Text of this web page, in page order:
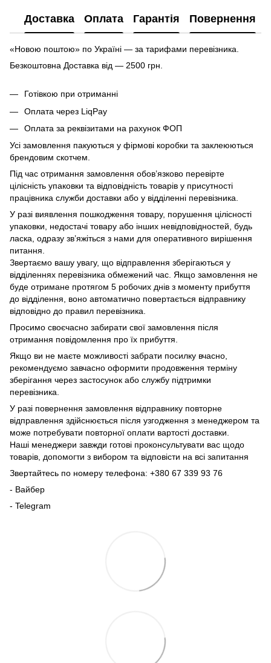
Доставка Оплата Гарантія Повернення
«Новою поштою» по Україні — за тарифами перевізника.
Безкоштовна Доставка від — 2500 грн.
Готівкою при отриманні
Оплата через LiqPay
Оплата за реквізитами на рахунок ФОП
Усі замовлення пакуються у фірмові коробки та заклеюються
брендовим скотчем.
Під час отримання замовлення обов’язково перевірте
цілісність упаковки та відповідність товарів у присутності
працівника служби доставки або у відділенні перевізника.
У разі виявлення пошкодження товару, порушення цілісності
упаковки, недостачі товару або інших невідповідностей, будь
ласка, одразу зв’яжіться з нами для оперативного вирішення
питання.
Звертаємо вашу увагу, що відправлення зберігаються у
відділеннях перевізника обмежений час. Якщо замовлення не
буде отримане протягом 5 робочих днів з моменту прибуття
до відділення, воно автоматично повертається відправнику
відповідно до правил перевізника.
Просимо своєчасно забирати свої замовлення після
отримання повідомлення про їх прибуття.
Якщо ви не маєте можливості забрати посилку вчасно,
рекомендуємо завчасно оформити продовження терміну
зберігання через застосунок або службу підтримки
перевізника.
У разі повернення замовлення відправнику повторне
відправлення здійснюється після узгодження з менеджером та
може потребувати повторної оплати вартості доставки.
Наші менеджери завжди готові проконсультувати вас щодо
товарів, допомогти з вибором та відповісти на всі запитання
Звертайтесь по номеру телефона: +380 67 339 93 76
- Вайбер
- Telegram